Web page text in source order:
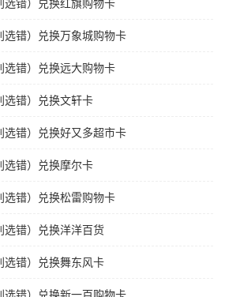
选错）兑换红旗购物卡
错）兑换万象城购物卡
选错）兑换远大购物卡
选错）兑换文轩卡
错）兑换好又多超市卡
选错）兑换摩尔卡
选错）兑换松雷购物卡
选错）兑换洋洋百货
选错）兑换舞东风卡